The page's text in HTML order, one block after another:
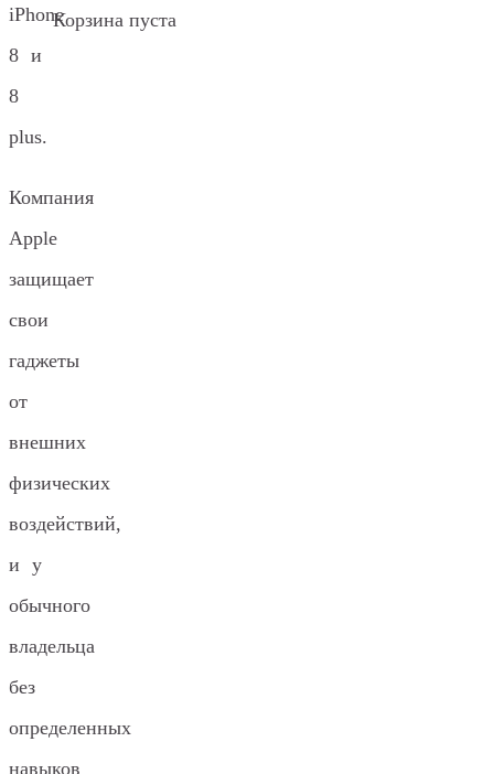
Корзина пуста
iPhone
8 и
8
plus.
Компания
Apple
защищает
свои
гаджеты
от
внешних
физических
воздействий,
и у
обычного
владельца
без
определенных
навыков